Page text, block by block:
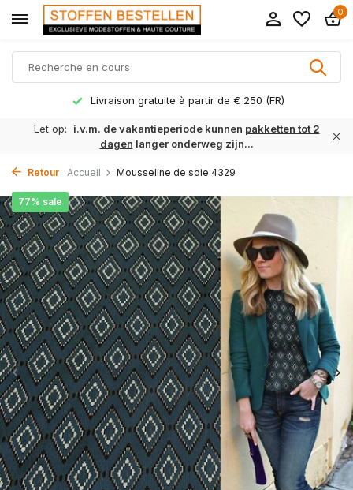
0
Livraison gratuite à partir de € 250 (FR)
Let op: i.v.m. de vakantieperiode kunnen pakketten tot 2
dagen langer onderweg zijn...
Retour Accueil Mousseline de soie 4329
77% sale